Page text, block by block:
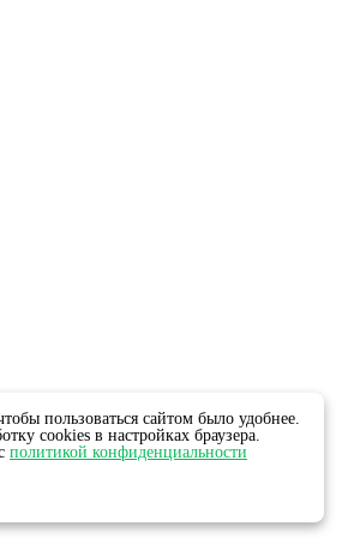
пользоваться сайтом было удобнее.
cookies в настройках браузера.
политикой конфиденциальности